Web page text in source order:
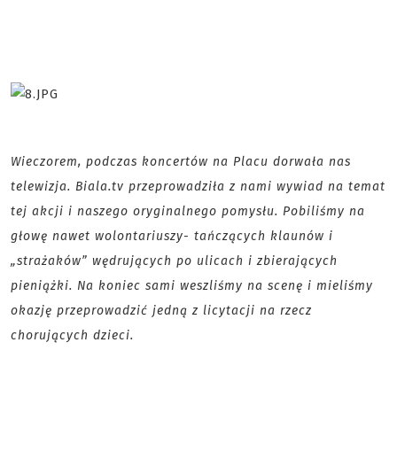
Wieczorem, podczas koncertów na Placu dorwała nas
telewizja. Biala.tv przeprowadziła z nami wywiad na temat
tej akcji i naszego oryginalnego pomysłu. Pobiliśmy na
głowę nawet wolontariuszy- tańczących klaunów i
„strażaków” wędrujących po ulicach i zbierających
pieniążki. Na koniec sami weszliśmy na scenę i mieliśmy
okazję przeprowadzić jedną z licytacji na rzecz
chorujących dzieci.